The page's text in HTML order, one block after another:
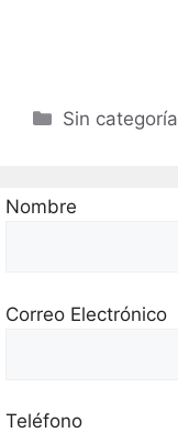
Categorías
Sin categoría
Nombre
Correo Electrónico
Teléfono